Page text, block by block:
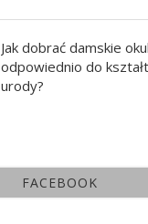
Jak dobrać damskie
odpowiednio do
urody?
FACEBOOK